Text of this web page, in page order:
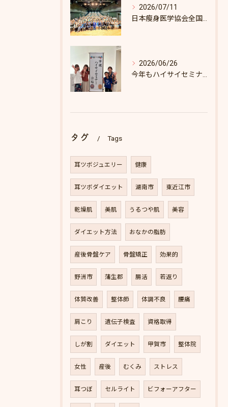
2026/07/11
2026/06/26
タグ Tags
耳ツボジュエリー 健康
耳ツボダイエット 湖南市 東近江市
乾燥肌 美肌 うるつや肌 美容
ダイエット方法 おなかの脂肪
産後骨盤ケア 骨盤矯正 効果的
野洲市 蒲生郡 腸活 若返り
体質改善 整体師 体調不良 腰痛
肩こり 遺伝子検査 資格取得
しが割 ダイエット 甲賀市 整体院
女性 産後 むくみ ストレス
耳つぼ セルライト ビフォーアフター